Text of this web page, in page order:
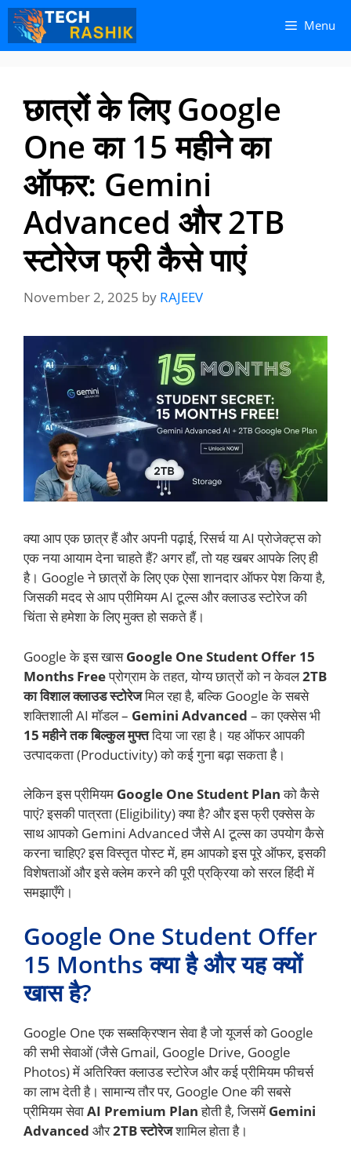
Skip
content
Skip
content
Menu
छात्रों के लिए Google
One का 15 महीने का
ऑफर: Gemini
Advanced और 2TB
स्टोरेज फ्री कैसे पाएं
November 2, 2025 by RAJEEV
क्या आप एक छात्र हैं और अपनी पढ़ाई, रिसर्च या AI प्रोजेक्ट्स को
एक नया आयाम देना चाहते हैं? अगर हाँ, तो यह खबर आपके लिए ही
है। Google ने छात्रों के लिए एक ऐसा शानदार ऑफर पेश किया है,
जिसकी मदद से आप प्रीमियम AI टूल्स और क्लाउड स्टोरेज की
चिंता से हमेशा के लिए मुक्त हो सकते हैं।
Google के इस खासGoogle One Student Offer 15
Months Freeप्रोग्राम के तहत, योग्य छात्रों को न केवल2TB
का विशाल क्लाउड स्टोरेजमिल रहा है, बल्कि Google के सबसे
शक्तिशाली AI मॉडल – Gemini Advanced – का एक्सेस भी
15 महीने तक बिल्कुल मुफ्तदिया जा रहा है। यह ऑफर आपकी
उत्पादकता (Productivity) को कई गुना बढ़ा सकता है।
लेकिन इस प्रीमियम Google One Student Planको कैसे
पाएं? इसकी पात्रता (Eligibility) क्या है? और इस फ्री एक्सेस के
साथ आपको Gemini Advanced जैसे AI टूल्स का उपयोग कैसे
करना चाहिए? इस विस्तृत पोस्ट में, हम आपको इस पूरे ऑफर, इसकी
विशेषताओं और इसे क्लेम करने की पूरी प्रक्रिया को सरल हिंदी में
समझाएँगे।
Google One Student Offer
15 Months क्या है और यह क्यों
खास है?
Google One एक सब्सक्रिप्शन सेवा है जो यूजर्स को Google
की सभी सेवाओं (जैसे Gmail, Google Drive, Google
Photos) में अतिरिक्त क्लाउड स्टोरेज और कई प्रीमियम फीचर्स
का लाभ देती है। सामान्य तौर पर, Google One की सबसे
प्रीमियम सेवाAI Premium Planहोती है, जिसमें Gemini
Advanced और2TB स्टोरेजशामिल होता है।